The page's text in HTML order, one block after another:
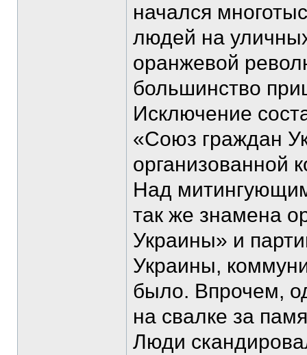
начался
людей на
оранжевой
большинство
Исключение
«Союз граждан
организованной
Над
так же знамена
Украины» и
Украины,
было. Впрочем,
на свалке за
Люди